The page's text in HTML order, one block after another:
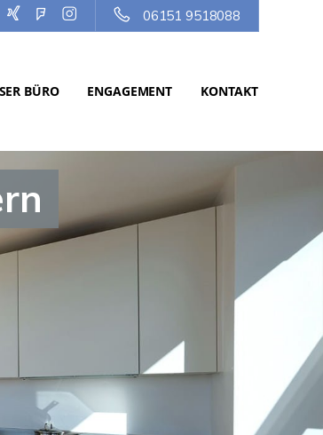
06151 9518088
BÜRO ENGAGEMENT KONTAKT